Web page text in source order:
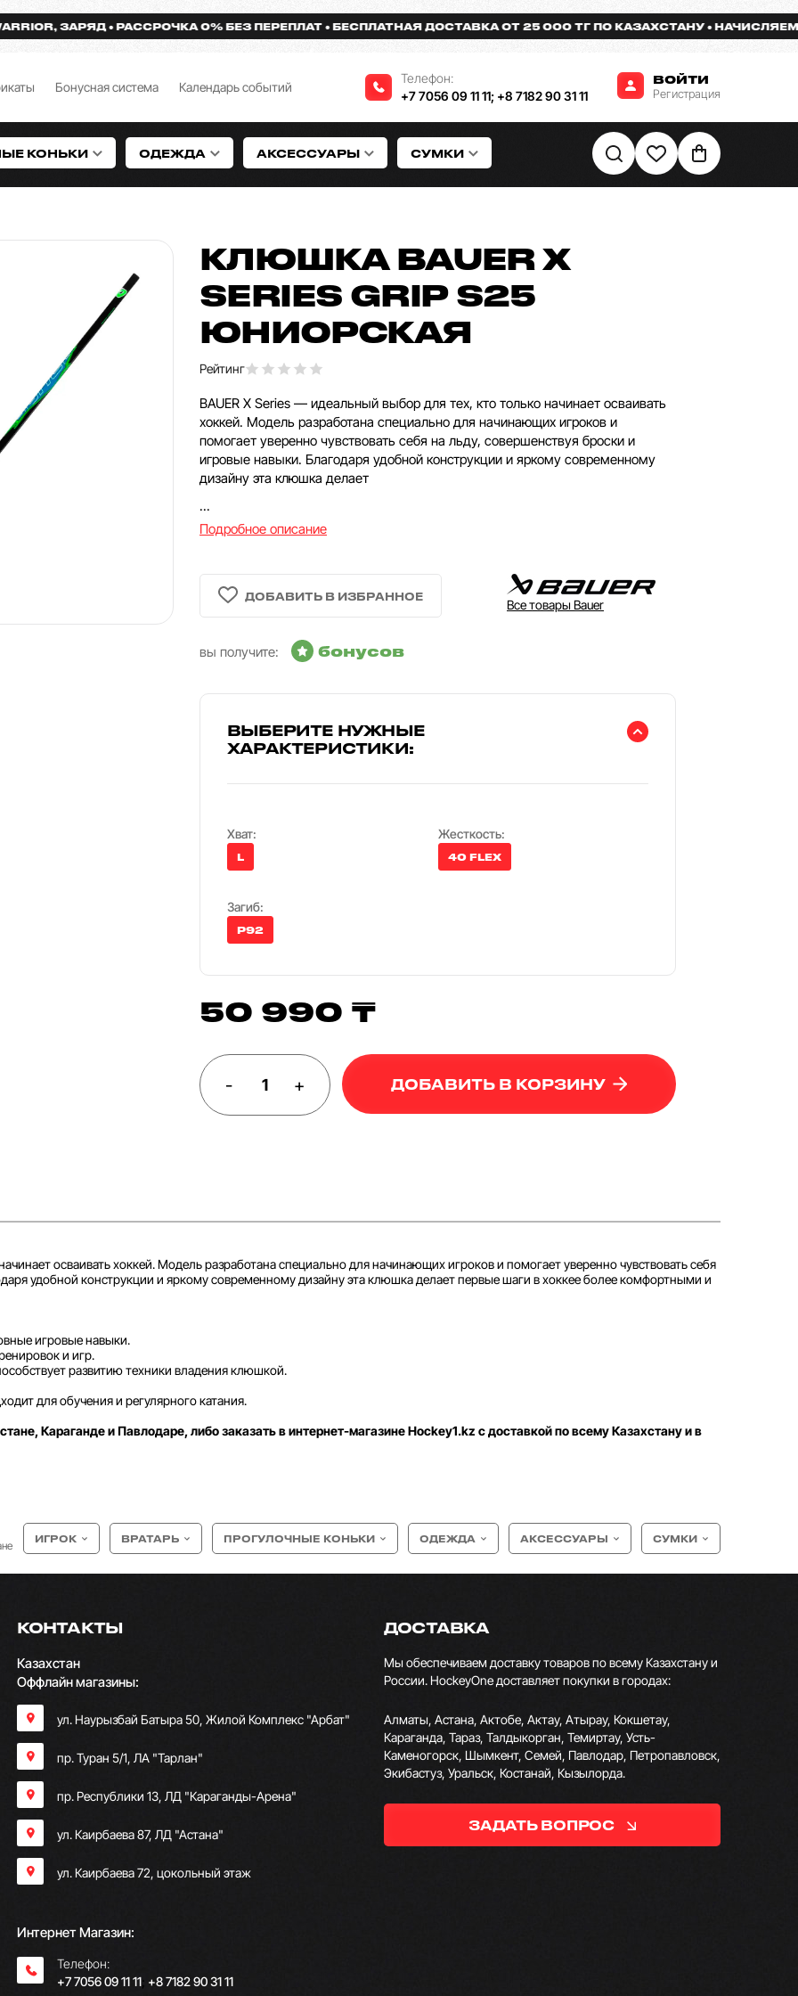
ЗАРЯД РАССРОЧКА 0% БЕЗ ПЕРЕПЛАТ БЕСПЛАТНАЯ ДОСТАВКА ОТ 25 000 ТГ ПО КАЗАХСТАНУ НАЧИСЛЯЕМ
Бонусная система Календарь событий
Телефон:
+7 7056 09 11 11; +8 7182 90 31 11
ВОЙТИ
Регистрация
КОНЬКИ ОДЕЖДА АКСЕССУАРЫ СУМКИ
КЛЮШКА BAUER X
SERIES GRIP S25
ЮНИОРСКАЯ
Рейтинг
BAUER X Series — идеальный выбор для тех, кто только начинает осваивать
хоккей. Модель разработана специально для начинающих игроков и
помогает уверенно чувствовать себя на льду, совершенствуя броски и
игровые навыки. Благодаря удобной конструкции и яркому современному
дизайну эта клюшка делает
...
Подробное описание
Все товары Bauer
вы получите: бонусов
ВЫБЕРИТЕ НУЖНЫЕ
ХАРАКТЕРИСТИКИ:
Хват:
L
Жесткость:
40 FLEX
Загиб:
P92
50 990 ₸
- + ДОБАВИТЬ В КОРЗИНУ
осваивать хоккей. Модель разработана специально для начинающих игроков и помогает уверенно чувствовать себя
удобной конструкции и яркому современному дизайну эта клюшка делает первые шаги в хоккее более комфортными и
игровые навыки.
и игр.
развитию техники владения клюшкой.
для обучения и регулярного катания.
Караганде и Павлодаре, либо заказать в интернет-магазине Hockey1.kz с доставкой по всему Казахстану и в
ИГРОК ВРАТАРЬ ПРОГУЛОЧНЫЕ КОНЬКИ ОДЕЖДА АКСЕССУАРЫ СУМКИ
КОНТАКТЫ
Казахстан
Оффлайн магазины:
ул. Наурызбай Батыра 50, Жилой Комплекс "Арбат"
пр. Туран 5/1, ЛА "Тарлан"
пр. Республики 13, ​ЛД "Караганды-Арена"
ул. Каирбаева 87, ЛД "Астана"
ул. Каирбаева 72, цокольный этаж
Интернет Магазин:
Телефон:
+7 7056 09 11 11; +8 7182 90 31 11
ДОСТАВКА
Мы обеспечиваем доставку товаров по всему Казахстану и
России. HockeyOne доставляет покупки в городах:
Алматы, Астана, Актобе, Актау, Атырау, Кокшетау,
Караганда, Тараз, Талдыкорган, Темиртау, Усть-
Каменогорск, Шымкент, Семей, Павлодар, Петропавловск,
Экибастуз, Уральск, Костанай, Кызылорда.
ЗАДАТЬ ВОПРОС